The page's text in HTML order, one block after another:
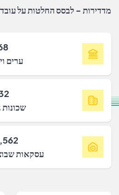
מדדירות - לבסס החלטות על
ערים
עסקאות